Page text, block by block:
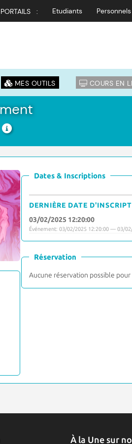
: Etudiants Personnels
MES OUTILS COURS EN
Dates & Inscriptions
DERNIÈRE DATE
03/02/2025 12:20:00
Événement: 03/02/2025 12:20:00 — 03/
Réservation
Aucune réservation possible
À la Une sur